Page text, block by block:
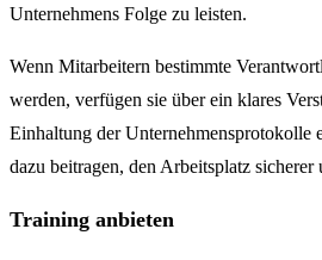
Unternehmens Folge zu leisten.
Wenn Mitarbeitern bestimmte
werden, verfügen sie über ein klares
Einhaltung der Unternehmensprotokolle
dazu beitragen, den Arbeitsplatz
Training anbieten